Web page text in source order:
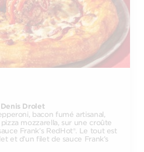
Drolet
bacon fumé artisanal,
mozzarella, sur une croûte
Frank’s RedHot®. Le tout est
et d’un filet de sauce Frank’s